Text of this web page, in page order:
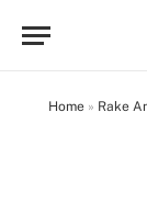
Home » Rake